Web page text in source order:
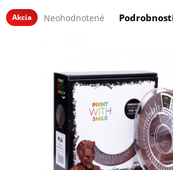
Akcia
hodnotenie
hviezdičiek.
Neohodnotené